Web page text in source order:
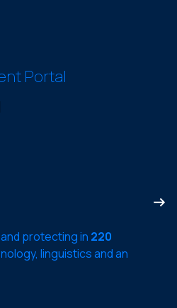
Portal
protecting in 220
linguistics and an